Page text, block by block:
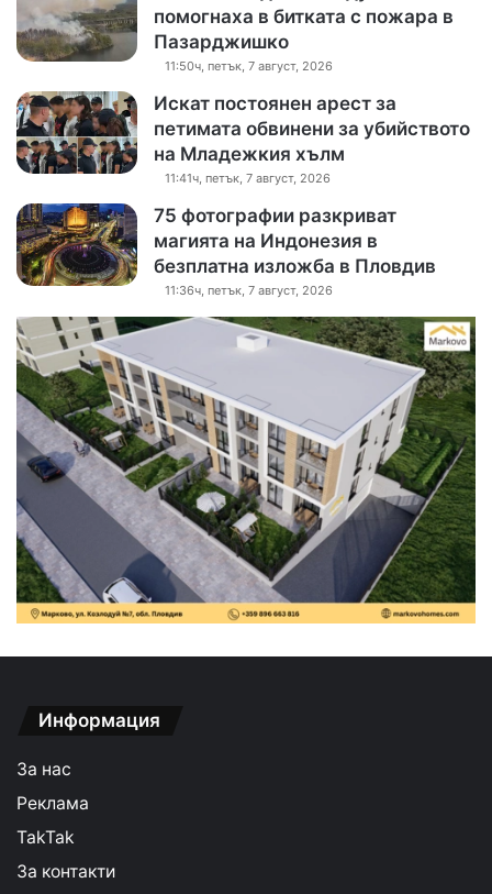
помогнаха в битката с пожара в
Пазарджишко
11:50ч, петък, 7 август, 2026
Искат постоянен арест за
петимата обвинени за убийството
на Младежкия хълм
11:41ч, петък, 7 август, 2026
75 фотографии разкриват
магията на Индонезия в
безплатна изложба в Пловдив
11:36ч, петък, 7 август, 2026
Информация
За нас
Реклама
TakTak
За контакти